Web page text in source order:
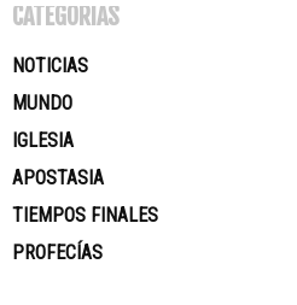
CATEGORÍAS
NOTICIAS
MUNDO
IGLESIA
APOSTASIA
TIEMPOS FINALES
PROFECÍAS